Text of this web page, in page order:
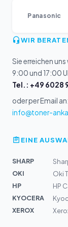
Panasonic
WIR
Sie erreichen
9:00 und 17:00
Tel.: +49 6028
oder per Email an:
info@toner-
EINE
SHARP
OKI
Oki
HP
KYOCERA
XEROX